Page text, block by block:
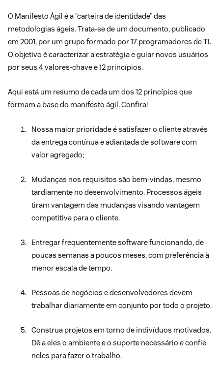
O Manifesto Ágil é a “carteira de identidade” das
metodologias ágeis. Trata-se de um documento, publicado
em 2001, por um grupo formado por 17 programadores de TI.
O objetivo é caracterizar a estratégia e guiar novos usuários
por seus 4 valores-chave e 12 princípios.
Aqui está um resumo de cada um dos 12 princípios que
formam a base do manifesto ágil. Confira!
Nossa maior prioridade é satisfazer o cliente através
da entrega contínua e adiantada de software com
valor agregado;
Mudanças nos requisitos são bem-vindas, mesmo
tardiamente no desenvolvimento. Processos ágeis
tiram vantagem das mudanças visando vantagem
competitiva para o cliente.
Entregar frequentemente software funcionando, de
poucas semanas a poucos meses, com preferência à
menor escala de tempo.
Pessoas de negócios e desenvolvedores devem
trabalhar diariamente em conjunto por todo o projeto.
Construa projetos em torno de indivíduos motivados.
Dê a eles o ambiente e o suporte necessário e confie
neles para fazer o trabalho.